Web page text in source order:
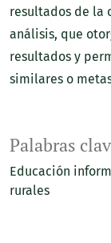
Palabras
Educación
rurales
resultados de la
análisis, que
resultados y
similares o